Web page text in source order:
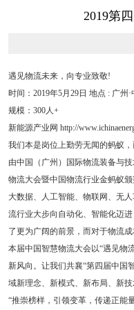
2019第
遇见物流未来，向专业致敬!
时间：2019年5月29日 地点 : 广州
规模：300人+
新能源产业网 http://
我们本是岗位上勤劳无闻的蚂蚁
由中国（广州）国际物流装备与
物流大会暨中国物流行业金蚂蚁
大数据、人工智能、物联网、无
流行业大步向自动化、智能化迈
了更为广阔的前景，而对于物流
本届中国智慧物流大会以“遇见物
新风向。让我们共襄“第四届中国
域新理念、新模式、新布局、新
“推崇榜样，引领变革，传递正能